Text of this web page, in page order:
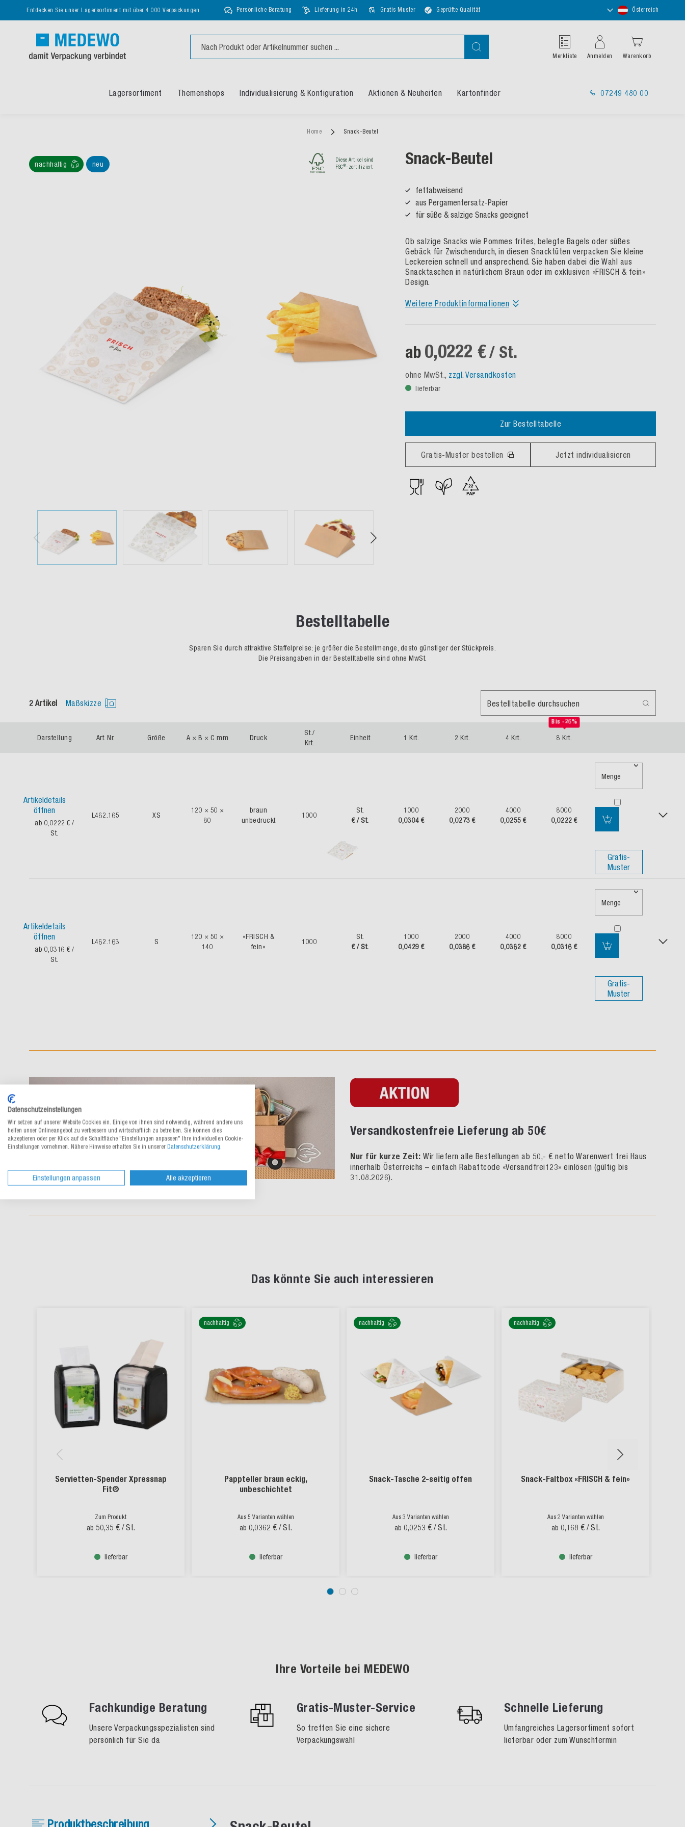
Entdecken Sie unser Lagersortiment mit über 4.000 Verpackungen Persönliche Beratung Lieferung in 24h Gratis Muster Geprüfte Qualität
Store
auswählen
Österreich
Suche
Merkliste Anmelden Warenkorb
Lagersortiment Themenshops Individualisierung & Konfiguration Aktionen & Neuheiten Kartonfinder 07249 480 00
Home Snack-Beutel
nachhaltig neu
Diese Artikel sind
FSC®-zertifiziert Snack-Beutel
fettabweisend
aus Pergamentersatz-Papier
für süße & salzige Snacks geeignet
Ob salzige Snacks wie Pommes frites, belegte Bagels oder süßes
Gebäck für Zwischendurch, in diesen Snacktüten verpacken Sie kleine
Leckereien schnell und ansprechend. Sie haben dabei die Wahl aus
Snacktaschen in natürlichem Braun oder im exklusiven «FRISCH & fein»
Design.
Weitere Produktinformationen
ab 0,0222 €/ St.
ohne MwSt., zzgl. Versandkosten
lieferbar
Zur Bestelltabelle
Gratis-Muster bestellen Jetzt individualisieren
Bestelltabelle
Sparen Sie durch attraktive Staffelpreise: je größer die Bestellmenge, desto günstiger der Stückpreis.
Die Preisangaben in der Bestelltabelle sind ohne MwSt.
2 Artikel Maßskizze Bestelltabelle durchsuchen
Darstellung Art. Nr. Größe A × B × C mm Druck
St./
Krt.
Einheit 1 Krt. 2 Krt. 4 Krt.
Bis -26%
8 Krt.
Artikeldetails
öffnen
ab 0,0222 €/
St.
L462.165 XS
120 × 50 ×
80
braun
unbedruckt
1000
St.
€ / St.
1000
0,0304 €
2000
0,0273 €
4000
0,0255 €
8000
0,0222 €
Menge
Gratis-
Muster
Artikeldetails
öffnen
ab 0,0316 €/
St.
L462.163 S
120 × 50 ×
140
«FRISCH &
fein»
1000
St.
€ / St.
1000
0,0429 €
2000
0,0386 €
4000
0,0362 €
8000
0,0316 €
Menge
Gratis-
Muster
Versandkostenfreie Lieferung ab 50€
Nur für kurze Zeit: Wir liefern alle Bestellungen ab 50,- € netto Warenwert frei Haus
innerhalb Österreichs – einfach Rabattcode «Versandfrei123» einlösen (gültig bis
31.08.2026).
Das könnte Sie auch interessieren
Servietten-Spender Xpressnap
Fit®
Zum Produkt
ab 50,35 € / St.
lieferbar
nachhaltig
Pappteller braun eckig,
unbeschichtet
Aus 5 Varianten wählen
ab 0,0362 € / St.
lieferbar
nachhaltig
Snack-Tasche 2-seitig offen
Aus 3 Varianten wählen
ab 0,0253 € / St.
lieferbar
nachhaltig
Snack-Faltbox «FRISCH & fein»
Aus 2 Varianten wählen
ab 0,168 € / St.
lieferbar
Ihre Vorteile bei MEDEWO
Fachkundige Beratung
Unsere Verpackungsspezialisten sind
persönlich für Sie da
Gratis-Muster-Service
So treffen Sie eine sichere
Verpackungswahl
Schnelle Lieferung
Umfangreiches Lagersortiment sofort
lieferbar oder zum Wunschtermin
Produktbeschreibung
Datenschutzeinstellungen
Wir setzen auf unserer Website Cookies ein. Einige von ihnen sind notwendig, während andere uns
helfen unser Onlineangebot zu verbessern und wirtschaftlich zu betreiben. Sie können dies
akzeptieren oder per Klick auf die Schaltfläche "Einstellungen anpassen" Ihre individuellen Cookie-
Einstellungen vornehmen. Nähere Hinweise erhalten Sie in unserer Datenschutzerklärung.
Einstellungen anpassen Alle akzeptieren